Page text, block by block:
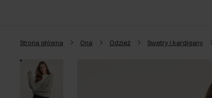
Strona główna Ona Odzież Swetry i kardigany